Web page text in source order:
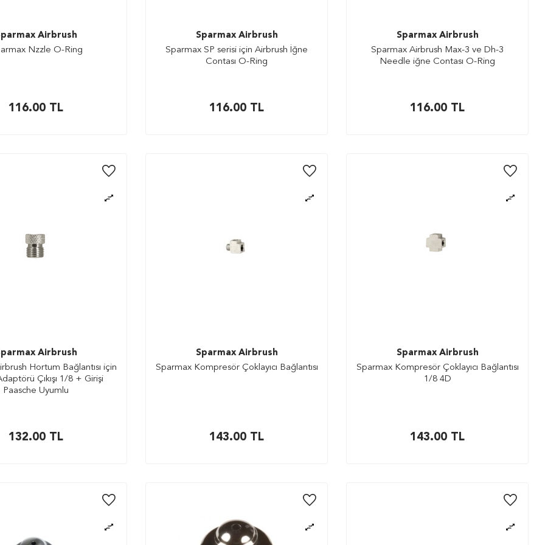
Airbrush
Nzzle O-Ring
116.00 TL
Sparmax Airbrush
Sparmax SP serisi için Airbrush İğne
Contası O-Ring
116.00 TL
Sparmax Airbrush
Sparmax Airbrush Max-3 ve Dh-3
Needle iğne Contası O-Ring
116.00 TL
Airbrush
Hortum Bağlantısı için
Çıkışı 1/8 + Girişi
Paasche Uyumlu
132.00 TL
Sparmax Airbrush
Sparmax Kompresör Çoklayıcı Bağlantısı
143.00 TL
Sparmax Airbrush
Sparmax Kompresör Çoklayıcı Bağlantısı
1/8 4D
143.00 TL